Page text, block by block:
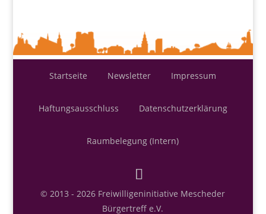
Startseite Newsletter Impressum
Haftungsausschluss Datenschutzerklärung
Raumbelegung (Intern)
© 2013 - 2026 Freiwilligeninitiative Mescheder
Bürgertreff e.V.